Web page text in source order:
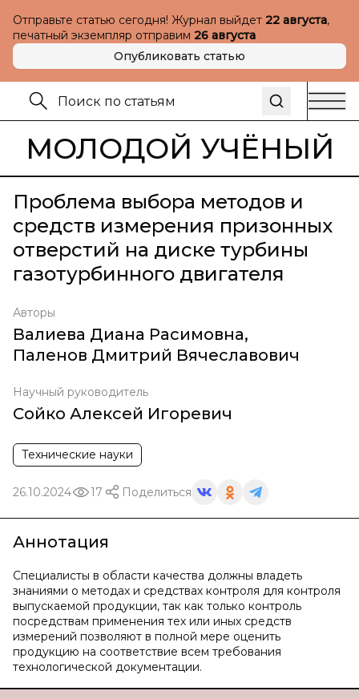
Отправьте статью сегодня! Журнал выйдет 22 августа,
печатный экземпляр отправим 26 августа
Опубликовать статью
МОЛОДОЙ УЧЁНЫЙ
Проблема выбора методов и
средств измерения призонных
отверстий на диске турбины
газотурбинного двигателя
Авторы
Валиева Диана Расимовна,
Паленов Дмитрий Вячеславович
Научный руководитель
Сойко Алексей Игоревич
Технические науки
26.10.2024 17 Поделиться
Аннотация
Специалисты в области качества должны владеть
знаниями о методах и средствах контроля для контроля
выпускаемой продукции, так как только контроль
посредствам применения тех или иных средств
измерений позволяют в полной мере оценить
продукцию на соответствие всем требования
технологической документации.